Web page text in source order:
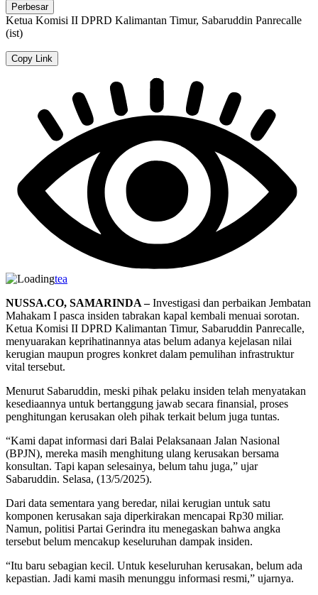
Perbesar
Ketua Komisi II DPRD Kalimantan Timur, Sabaruddin Panrecalle
(ist)
Copy Link
tea
NUSSA.CO, SAMARINDA –Investigasi dan perbaikan Jembatan
Mahakam I pasca insiden tabrakan kapal kembali menuai sorotan.
Ketua Komisi II DPRD Kalimantan Timur, Sabaruddin Panrecalle,
menyuarakan keprihatinannya atas belum adanya kejelasan nilai
kerugian maupun progres konkret dalam pemulihan infrastruktur
vital tersebut.
Menurut Sabaruddin, meski pihak pelaku insiden telah menyatakan
kesediaannya untuk bertanggung jawab secara finansial, proses
penghitungan kerusakan oleh pihak terkait belum juga tuntas.
“Kami dapat informasi dari Balai Pelaksanaan Jalan Nasional
(BPJN), mereka masih menghitung ulang kerusakan bersama
konsultan. Tapi kapan selesainya, belum tahu juga,” ujar
Sabaruddin. Selasa, (13/5/2025).
Dari data sementara yang beredar, nilai kerugian untuk satu
komponen kerusakan saja diperkirakan mencapai Rp30 miliar.
Namun, politisi Partai Gerindra itu menegaskan bahwa angka
tersebut belum mencakup keseluruhan dampak insiden.
“Itu baru sebagian kecil. Untuk keseluruhan kerusakan, belum ada
kepastian. Jadi kami masih menunggu informasi resmi,” ujarnya.